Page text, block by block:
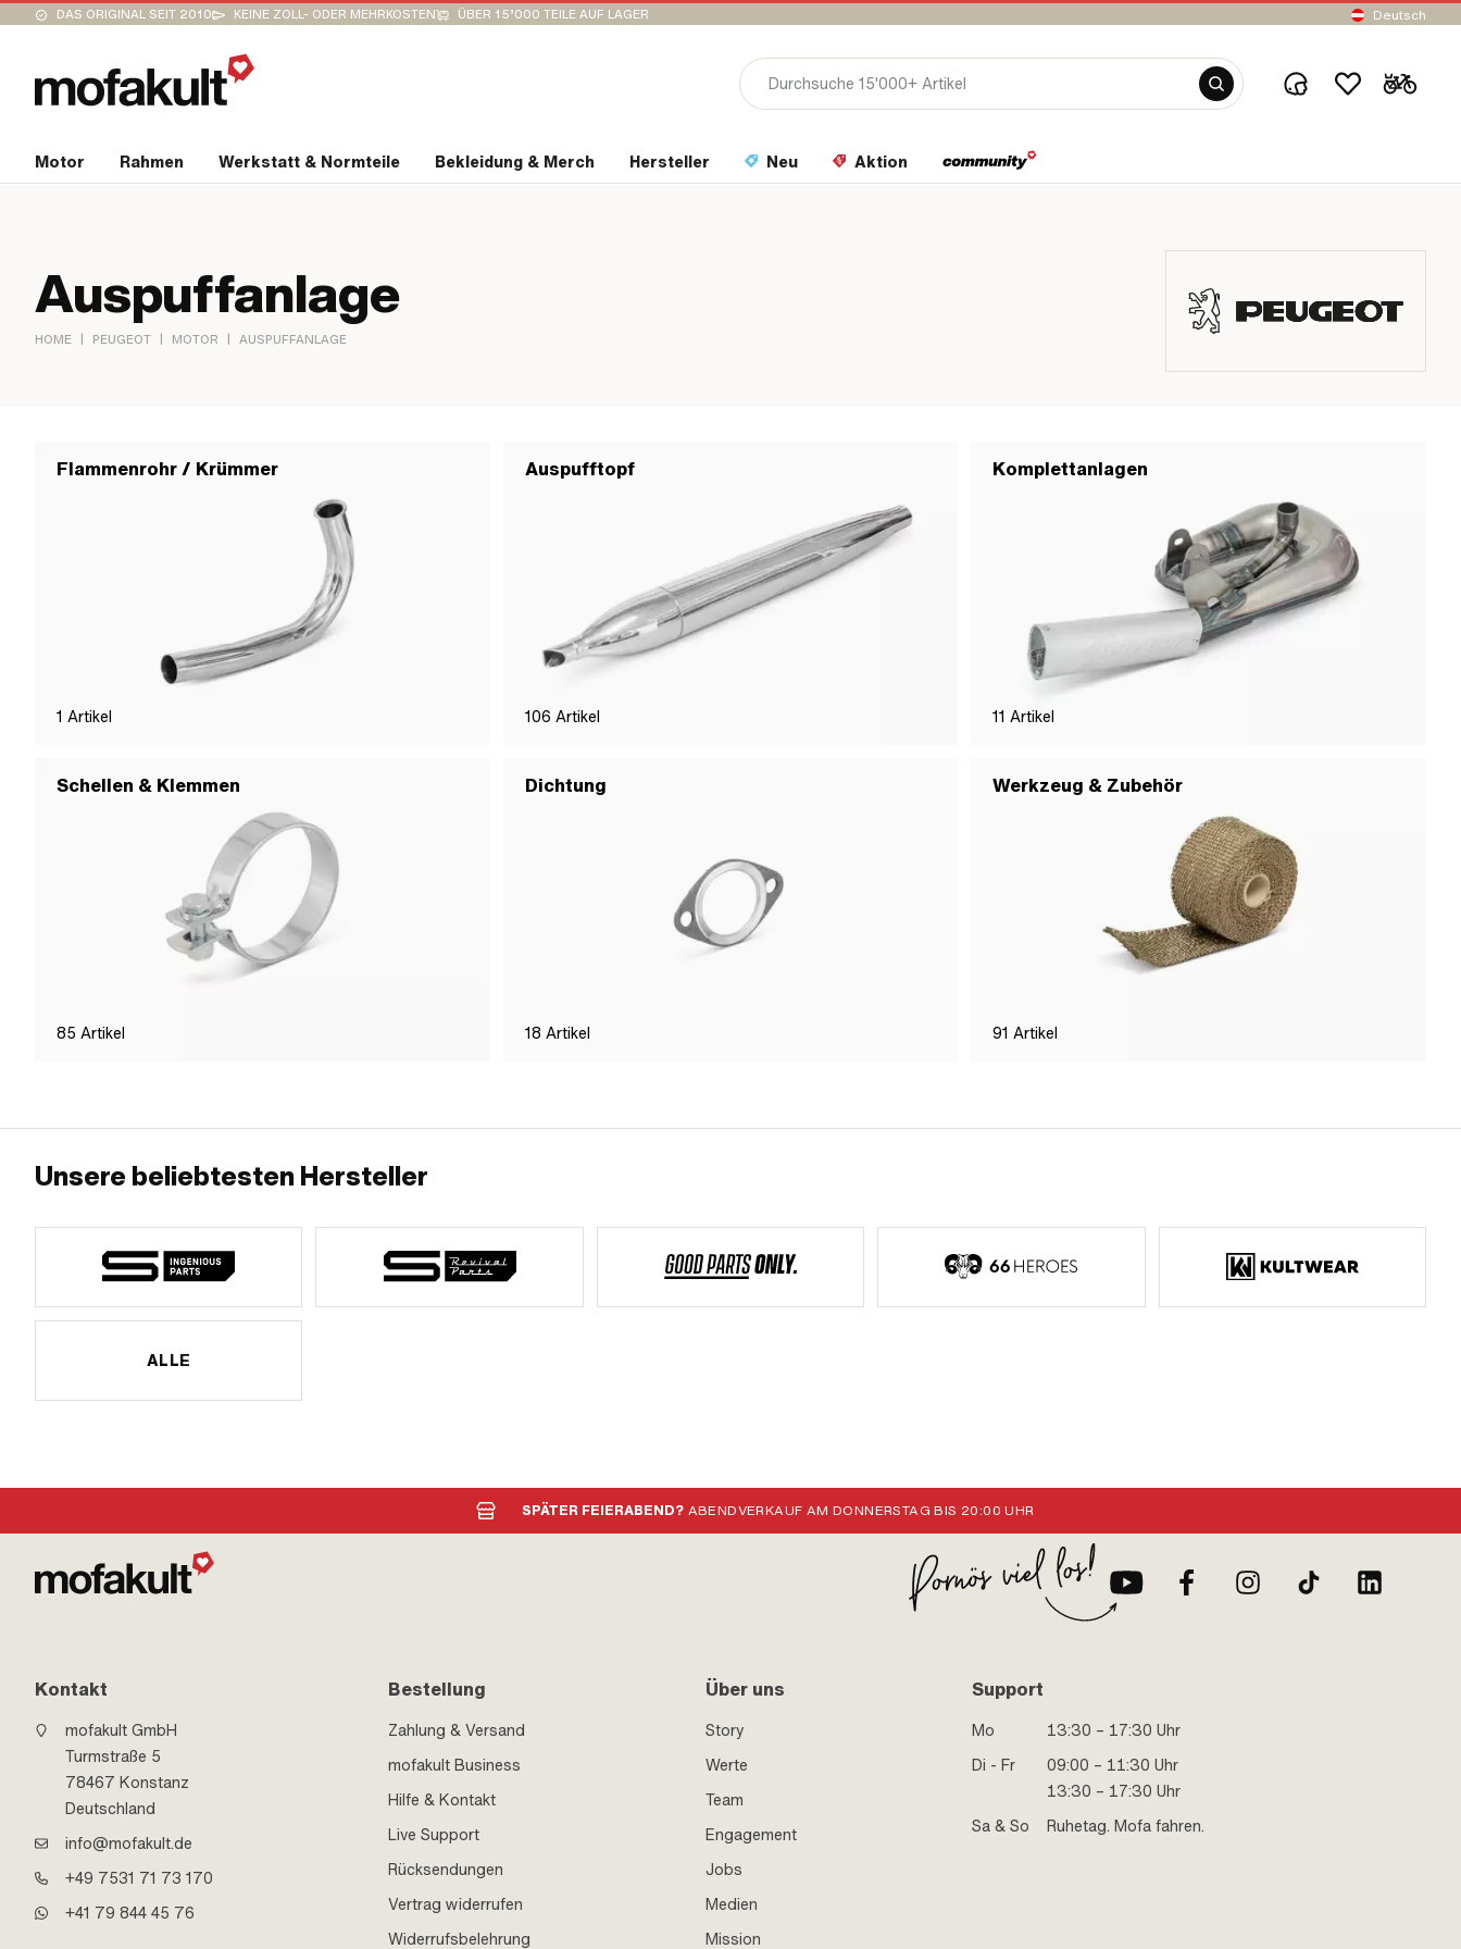
DAS ORIGINAL SEIT 2010 KEINE ZOLL- ODER MEHRKOSTEN ÜBER 15’000 TEILE AUF LAGER Deutsch
Motor Rahmen Werkstatt & Normteile Bekleidung & Merch Hersteller Neu Aktion
Auspuffanlage
HOME | PEUGEOT | MOTOR | AUSPUFFANLAGE
Flammenrohr / Krümmer
1 Artikel
Auspufftopf
106 Artikel
Komplettanlagen
11 Artikel
Schellen & Klemmen
85 Artikel
Dichtung
18 Artikel
Werkzeug & Zubehör
91 Artikel
Unsere beliebtesten Hersteller
ALLE
SPÄTER FEIERABEND? ABENDVERKAUF AM DONNERSTAG BIS 20:00 UHR
Kontakt
mofakult GmbH
Turmstraße 5
78467 Konstanz
Deutschland
info@mofakult.de
+49 7531 71 73 170
+41 79 844 45 76
Bestellung
Zahlung & Versand
mofakult Business
Hilfe & Kontakt
Live Support
Rücksendungen
Vertrag widerrufen
Widerrufsbelehrung
Über uns
Story
Werte
Team
Engagement
Jobs
Medien
Mission
Support
Mo
13:30 – 17:30 Uhr
Di - Fr
09:00 – 11:30 Uhr
13:30 – 17:30 Uhr
Sa & So
Ruhetag. Mofa fahren.